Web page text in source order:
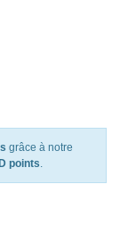
grâce à notre
points.